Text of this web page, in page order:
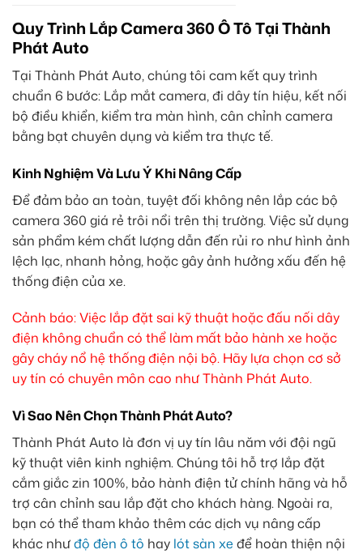
Quy Trình Lắp Camera 360 Ô Tô Tại Thành
Phát Auto
Tại Thành Phát Auto, chúng tôi cam kết quy trình
chuẩn 6 bước: Lắp mắt camera, đi dây tín hiệu, kết nối
bộ điều khiển, kiểm tra màn hình, cân chỉnh camera
bằng bạt chuyên dụng và kiểm tra thực tế.
Kinh Nghiệm Và Lưu Ý Khi Nâng Cấp
Để đảm bảo an toàn, tuyệt đối không nên lắp các bộ
camera 360 giá rẻ trôi nổi trên thị trường. Việc sử dụng
sản phẩm kém chất lượng dẫn đến rủi ro như hình ảnh
lệch lạc, nhanh hỏng, hoặc gây ảnh hưởng xấu đến hệ
thống điện của xe.
Cảnh báo: Việc lắp đặt sai kỹ thuật hoặc đấu nối dây
điện không chuẩn có thể làm mất bảo hành xe hoặc
gây cháy nổ hệ thống điện nội bộ. Hãy lựa chọn cơ sở
uy tín có chuyên môn cao như Thành Phát Auto.
Vì Sao Nên Chọn Thành Phát Auto?
Thành Phát Auto là đơn vị uy tín lâu năm với đội ngũ
kỹ thuật viên kinh nghiệm. Chúng tôi hỗ trợ lắp đặt
cắm giắc zin 100%, bảo hành điện tử chính hãng và hỗ
trợ cân chỉnh sau lắp đặt cho khách hàng. Ngoài ra,
bạn có thể tham khảo thêm các dịch vụ nâng cấp
khác nhưđộ đèn ô tô hay lót sàn xe để hoàn thiện nội